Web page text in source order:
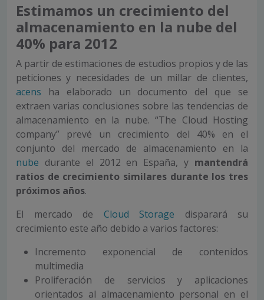
Estimamos un crecimiento del
almacenamiento en la nube del
40% para 2012
A partir de estimaciones de estudios propios y de las
peticiones y necesidades de un millar de clientes,
acens ha elaborado un documento del que se
extraen varias conclusiones sobre las tendencias de
almacenamiento en la nube. “The Cloud Hosting
company” prevé un crecimiento del 40% en el
conjunto del mercado de almacenamiento en la
nube durante el 2012 en España, y mantendrá
ratios de crecimiento similares durante los tres
próximos años.
El mercado de Cloud Storage disparará su
crecimiento este año debido a varios factores:
Incremento exponencial de contenidos
multimedia
Proliferación de servicios y aplicaciones
orientados al almacenamiento personal en el